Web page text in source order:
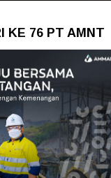
KE 76 PT AMNT